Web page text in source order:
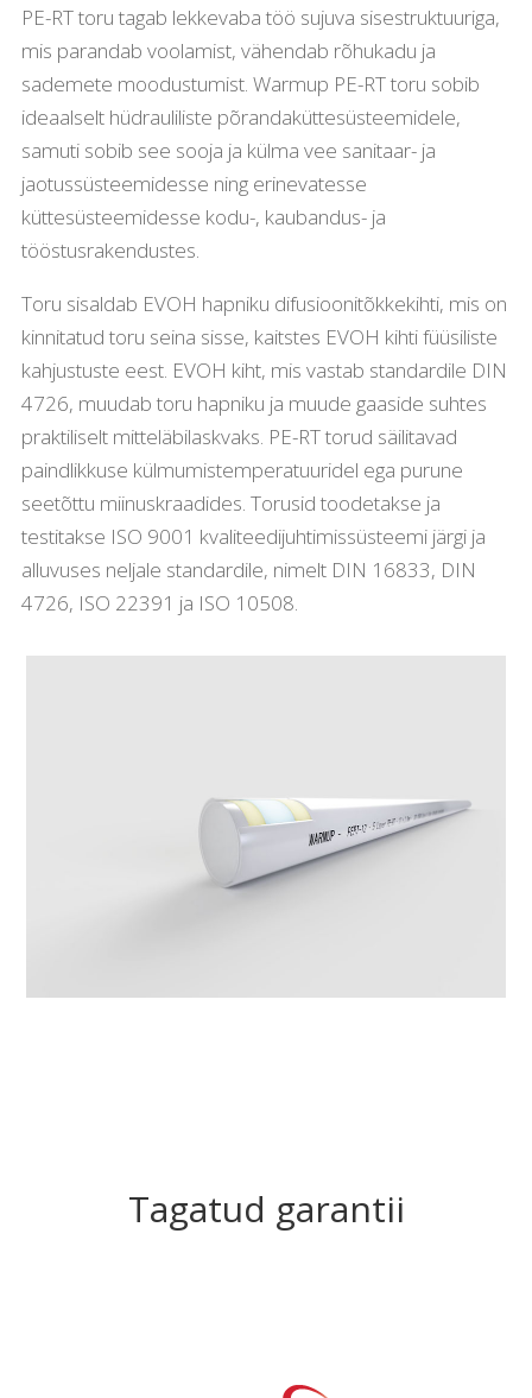
PE-RT toru tagab lekkevaba töö sujuva sisestruktuuriga,
mis parandab voolamist, vähendab rõhukadu ja
sademete moodustumist. Warmup PE-RT toru sobib
ideaalselt hüdrauliliste põrandaküttesüsteemidele,
samuti sobib see sooja ja külma vee sanitaar- ja
jaotussüsteemidesse ning erinevatesse
küttesüsteemidesse kodu-, kaubandus- ja
tööstusrakendustes.
Toru sisaldab EVOH hapniku difusioonitõkkekihti, mis on
kinnitatud toru seina sisse, kaitstes EVOH kihti füüsiliste
kahjustuste eest. EVOH kiht, mis vastab standardile DIN
4726, muudab toru hapniku ja muude gaaside suhtes
praktiliselt mitteläbilaskvaks. PE-RT torud säilitavad
paindlikkuse külmumistemperatuuridel ega purune
seetõttu miinuskraadides. Torusid toodetakse ja
testitakse ISO 9001 kvaliteedijuhtimissüsteemi järgi ja
alluvuses neljale standardile, nimelt DIN 16833, DIN
4726, ISO 22391 ja ISO 10508.
Tagatud garantii